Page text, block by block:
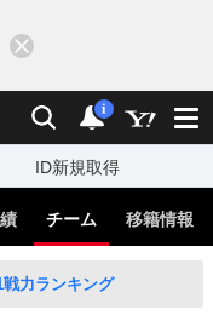
検索 通知
i
ID新規取得
チーム 移籍情報
戦力ランキング